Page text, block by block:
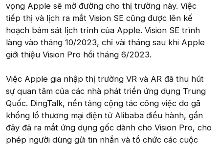
vọng Apple sẽ mở đường cho thị trường này. Việc
tiếp thị và lịch ra mắt Vision SE cũng được lên kế
hoạch bám sát lịch trình của Apple. Vision SE trình
làng vào tháng 10/2023, chỉ vài tháng sau khi Apple
giới thiệu Vision Pro hồi tháng 6/2023.
Việc Apple gia nhập thị trường VR và AR đã thu hút
sự quan tâm của các nhà phát triển ứng dụng Trung
Quốc. DingTalk, nền tảng cộng tác công việc do gã
khổng lồ thương mại điện tử Alibaba điều hành, gần
đây đã ra mắt ứng dụng gốc dành cho Vision Pro, cho
phép người dùng gửi tin nhắn và tổ chức các cuộc